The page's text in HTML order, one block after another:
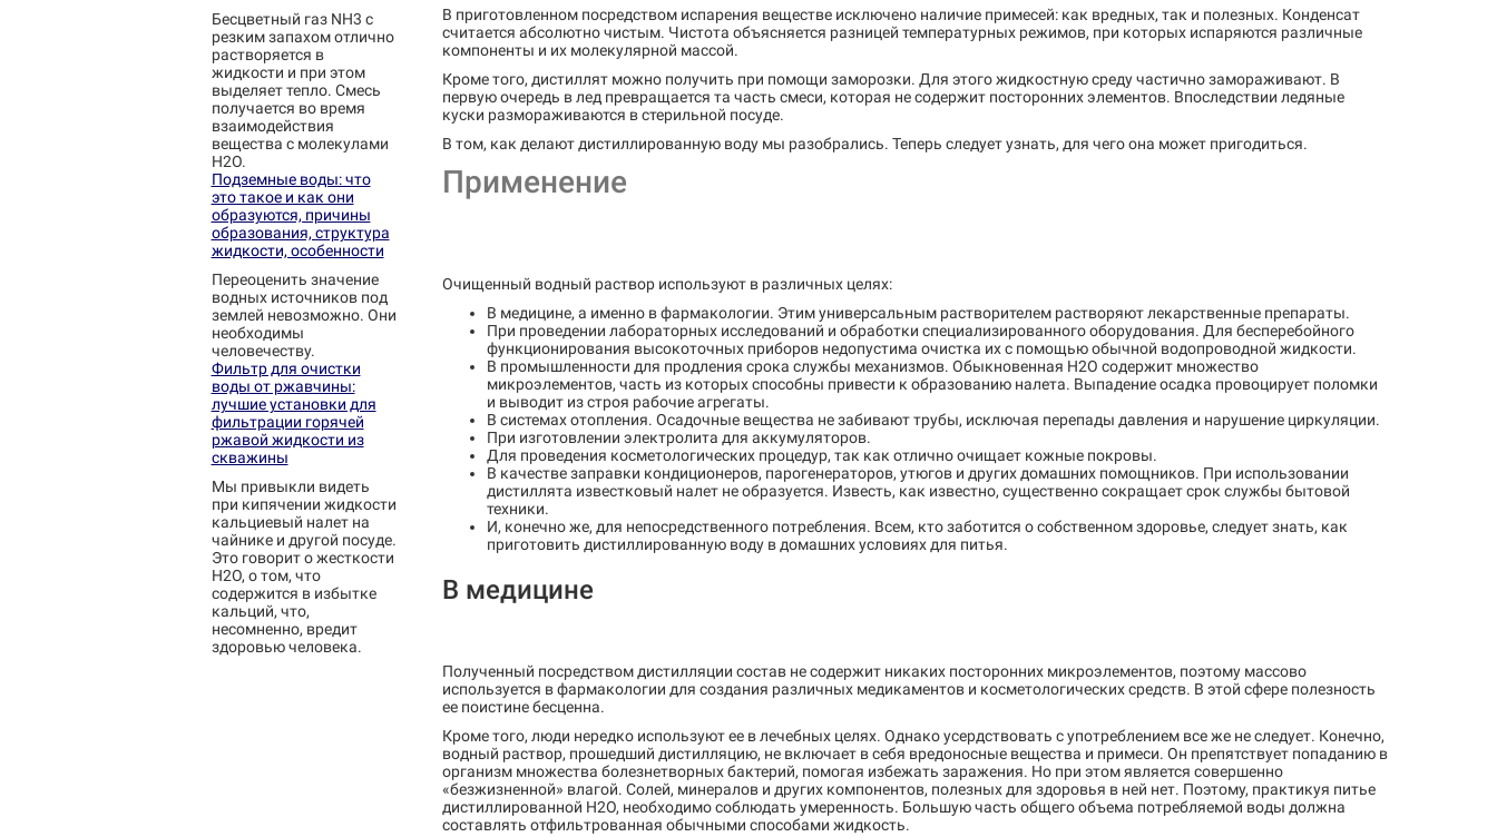
Бесцветный газ NH3 с
резким запахом отлично
растворяется в
жидкости и при этом
выделяет тепло. Смесь
получается во время
взаимодействия
вещества с молекулами
Н2О.
Подземные воды: что
это такое и как они
образуются, причины
образования, структура
жидкости, особенности
Переоценить значение
водных источников под
землей невозможно. Они
необходимы
человечеству.
Фильтр для очистки
воды от ржавчины:
лучшие установки для
фильтрации горячей
ржавой жидкости из
скважины
Мы привыкли видеть
при кипячении жидкости
кальциевый налет на
чайнике и другой посуде.
Это говорит о жесткости
H2O, о том, что
содержится в избытке
кальций, что,
несомненно, вредит
здоровью человека.
В приготовленном посредством испарения веществе исключено наличие примесей: как вредных, так и полезных. Конденсат
считается абсолютно чистым. Чистота объясняется разницей температурных режимов, при которых испаряются различные
компоненты и их молекулярной массой.
Кроме того, дистиллят можно получить при помощи заморозки. Для этого жидкостную среду частично замораживают. В
первую очередь в лед превращается та часть смеси, которая не содержит посторонних элементов. Впоследствии ледяные
куски размораживаются в стерильной посуде.
В том, как делают дистиллированную воду мы разобрались. Теперь следует узнать, для чего она может пригодиться.
Применение
Очищенный водный раствор используют в различных целях:
В медицине, а именно в фармакологии. Этим универсальным растворителем растворяют лекарственные препараты.
При проведении лабораторных исследований и обработки специализированного оборудования. Для бесперебойного
функционирования высокоточных приборов недопустима очистка их с помощью обычной водопроводной жидкости.
В промышленности для продления срока службы механизмов. Обыкновенная H2O содержит множество
микроэлементов, часть из которых способны привести к образованию налета. Выпадение осадка провоцирует поломки
и выводит из строя рабочие агрегаты.
В системах отопления. Осадочные вещества не забивают трубы, исключая перепады давления и нарушение циркуляции.
При изготовлении электролита для аккумуляторов.
Для проведения косметологических процедур, так как отлично очищает кожные покровы.
В качестве заправки кондиционеров, парогенераторов, утюгов и других домашних помощников. При использовании
дистиллята известковый налет не образуется. Известь, как известно, существенно сокращает срок службы бытовой
техники.
И, конечно же, для непосредственного потребления. Всем, кто заботится о собственном здоровье, следует знать, как
приготовить дистиллированную воду в домашних условиях для питья.
В медицине
Полученный посредством дистилляции состав не содержит никаких посторонних микроэлементов, поэтому массово
используется в фармакологии для создания различных медикаментов и косметологических средств. В этой сфере полезность
ее поистине бесценна.
Кроме того, люди нередко используют ее в лечебных целях. Однако усердствовать с употреблением все же не следует. Конечно,
водный раствор, прошедший дистилляцию, не включает в себя вредоносные вещества и примеси. Он препятствует попаданию в
организм множества болезнетворных бактерий, помогая избежать заражения. Но при этом является совершенно
«безжизненной» влагой. Солей, минералов и других компонентов, полезных для здоровья в ней нет. Поэтому, практикуя питье
дистиллированной H2O, необходимо соблюдать умеренность. Большую часть общего объема потребляемой воды должна
составлять отфильтрованная обычными способами жидкость.